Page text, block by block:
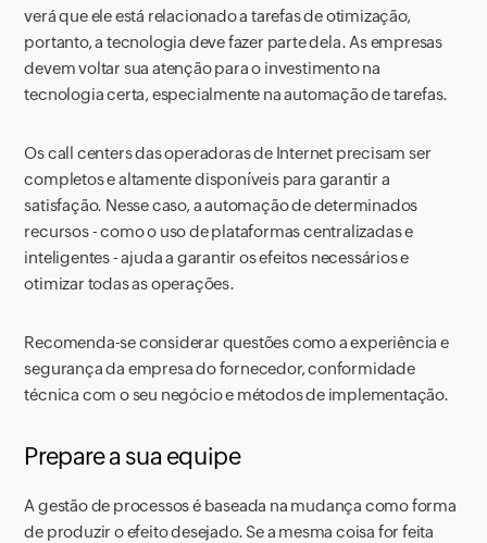
verá que ele está relacionado a tarefas de otimização,
portanto, a tecnologia deve fazer parte dela. As empresas
devem voltar sua atenção para o investimento na
tecnologia certa, especialmente na automação de tarefas.
Os call centers das operadoras de Internet precisam ser
completos e altamente disponíveis para garantir a
satisfação. Nesse caso, a automação de determinados
recursos - como o uso de plataformas centralizadas e
inteligentes - ajuda a garantir os efeitos necessários e
otimizar todas as operações.
Recomenda-se considerar questões como a experiência e
segurança da empresa do fornecedor, conformidade
técnica com o seu negócio e métodos de implementação.
Prepare a sua equipe
A gestão de processos é baseada na mudança como forma
de produzir o efeito desejado. Se a mesma coisa for feita